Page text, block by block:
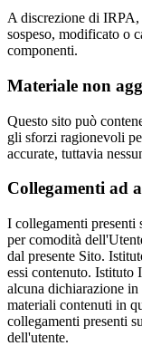
A discrezione di IRPA,
sospeso, modificato o
componenti.
Materiale non
Questo sito può
gli sforzi ragionevoli
accurate, tuttavia
Collegamenti ad
I collegamenti presenti
per comodità
dal presente Sito.
essi contenuto. Istituto
alcuna dichiarazione
materiali contenuti in
collegamenti presenti
dell'utente.